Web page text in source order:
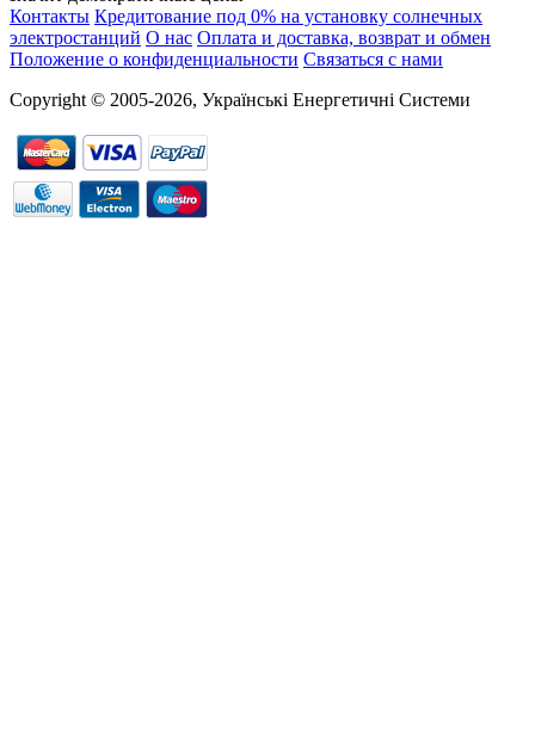
Контакты Кредитование под 0% на установку солнечных
электростанций О нас Оплата и доставка, возврат и обмен
Положение о конфиденциальности Связаться с нами
Copyright © 2005-2026, Українські Енергетичні Системи